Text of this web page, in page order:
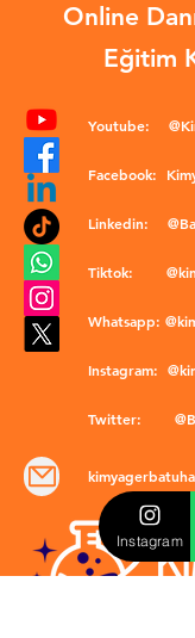
Online
Eğitim
Youtube:
Facebook:
Linkedin:
Tiktok:
Whatsapp:
Instagram:
Twitter:
Instagram